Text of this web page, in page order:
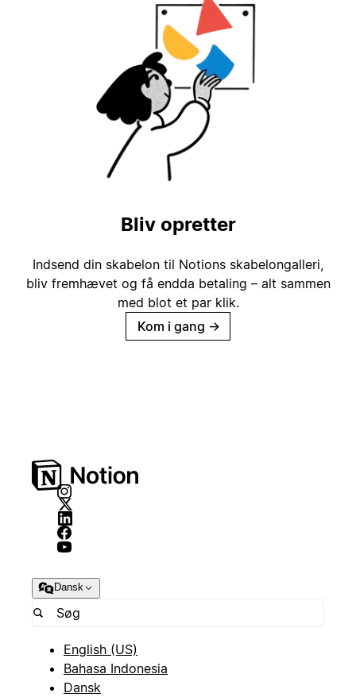
Bliv opretter
Indsend din skabelon til Notions skabelongalleri,
bliv fremhævet og få endda betaling – alt sammen
med blot et par klik.
Kom i gang →
Dansk
English (US)
Bahasa Indonesia
Dansk